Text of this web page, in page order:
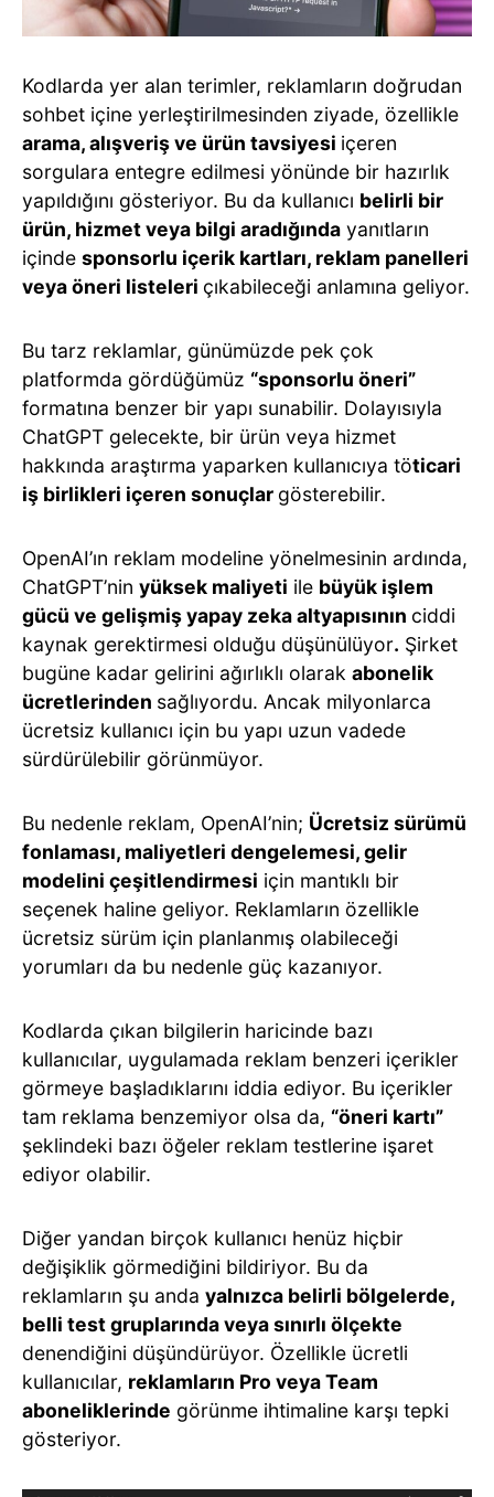
Kodlarda yer alan terimler, reklamların doğrudan
sohbet içine yerleştirilmesinden ziyade, özellikle
arama, alışveriş ve ürün tavsiyesi içeren
sorgulara entegre edilmesi yönünde bir hazırlık
yapıldığını gösteriyor. Bu da kullanıcı belirli bir
ürün, hizmet veya bilgi aradığında yanıtların
içinde sponsorlu içerik kartları, reklam panelleri
veya öneri listeleri çıkabileceği anlamına geliyor.
Bu tarz reklamlar, günümüzde pek çok
platformda gördüğümüz “sponsorlu öneri”
formatına benzer bir yapı sunabilir. Dolayısıyla
ChatGPT gelecekte, bir ürün veya hizmet
hakkında araştırma yaparken kullanıcıya töticari
iş birlikleri içeren sonuçlar gösterebilir.
OpenAI’ın reklam modeline yönelmesinin ardında,
ChatGPT’nin yüksek maliyeti ile büyük işlem
gücü ve gelişmiş yapay zeka altyapısının ciddi
kaynak gerektirmesi olduğu düşünülüyor. Şirket
bugüne kadar gelirini ağırlıklı olarak abonelik
ücretlerinden sağlıyordu. Ancak milyonlarca
ücretsiz kullanıcı için bu yapı uzun vadede
sürdürülebilir görünmüyor.
Bu nedenle reklam, OpenAI’nin; Ücretsiz sürümü
fonlaması, maliyetleri dengelemesi, gelir
modelini çeşitlendirmesi için mantıklı bir
seçenek haline geliyor. Reklamların özellikle
ücretsiz sürüm için planlanmış olabileceği
yorumları da bu nedenle güç kazanıyor.
Kodlarda çıkan bilgilerin haricinde bazı
kullanıcılar, uygulamada reklam benzeri içerikler
görmeye başladıklarını iddia ediyor. Bu içerikler
tam reklama benzemiyor olsa da, “öneri kartı”
şeklindeki bazı öğeler reklam testlerine işaret
ediyor olabilir.
Diğer yandan birçok kullanıcı henüz hiçbir
değişiklik görmediğini bildiriyor. Bu da
reklamların şu anda yalnızca belirli bölgelerde,
belli test gruplarında veya sınırlı ölçekte
denendiğini düşündürüyor. Özellikle ücretli
kullanıcılar, reklamların Pro veya Team
aboneliklerinde görünme ihtimaline karşı tepki
gösteriyor.